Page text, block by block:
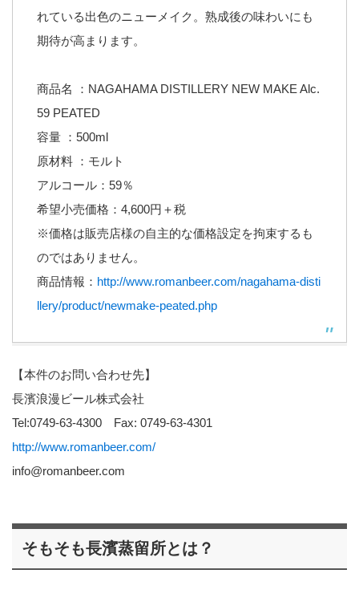
れている出色のニューメイク。熟成後の味わいにも
期待が高まります。
商品名 ：NAGAHAMA DISTILLERY NEW MAKE Alc.
59 PEATED
容量 ：500ml
原材料 ：モルト
アルコール：59％
希望小売価格：4,600円＋税
※価格は販売店様の自主的な価格設定を拘束するも
のではありません。
商品情報： http://www.romanbeer.com/nagahama-disti
llery/product/newmake-peated.php
【本件のお問い合わせ先】
長濱浪漫ビール株式会社
Tel:0749-63-4300 Fax: 0749-63-4301
http://www.romanbeer.com/
info@romanbeer.com
そもそも長濱蒸留所とは？